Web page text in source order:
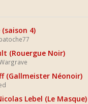
4)
(Rouergue Noir)
(Gallmeister Néonoir)
Lebel (Le Masque)